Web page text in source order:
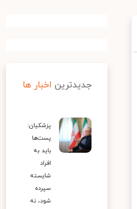
جدیدترین اخبار ها
پزشکیان:
پست‌ها
باید به
افراد
شایسته
سپرده
شود، نه